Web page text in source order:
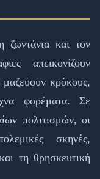
ζωντάνια και τον
απεικονίζουν
κρόκους,
φορέματα. Σε
πολιτισμών, οι
σκηνές,
τη θρησκευτική